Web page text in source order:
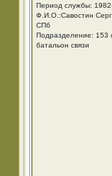
Период службы:
Ф.И.О.:Савостин
СПб
Подразделение: 153
батальон связи